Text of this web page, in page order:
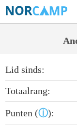
Lid sinds:
Totaalrang:
Punten (ⓘ):